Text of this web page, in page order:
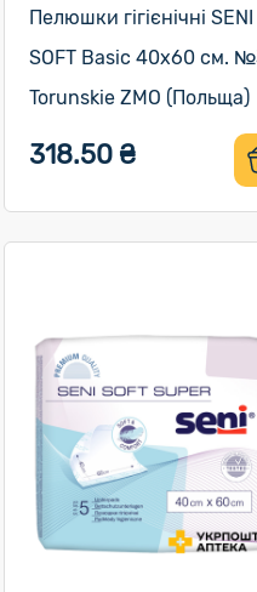
Пелюшки гігієнічні SENI
SOFT Basic 40х60 см.
Torunskie ZMO (Польща)
318.50 ₴